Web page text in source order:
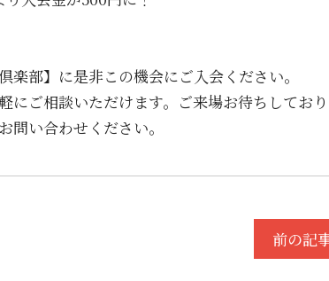
部】に是非この機会にご入会ください。
ご相談いただけます。ご来場お待ちしており
い合わせください。
前の記